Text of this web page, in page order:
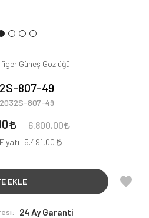
Güneş Gözlüğü
807-49
2032S-807-49
6.800,00
5.491,00
EKLE
24 Ay Garanti